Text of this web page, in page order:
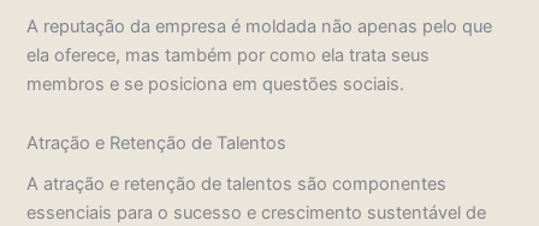
A reputação da empresa é moldada não apenas pelo que
ela oferece, mas também por como ela trata seus
membros e se posiciona em questões sociais.
Atração e Retenção de Talentos
A atração e retenção de talentos são componentes
essenciais para o sucesso e crescimento sustentável de